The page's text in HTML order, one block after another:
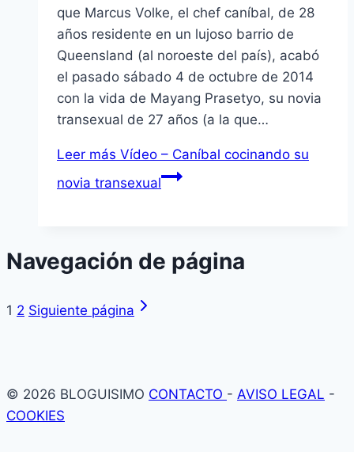
que Marcus Volke, el chef caníbal, de 28
años residente en un lujoso barrio de
Queensland (al noroeste del país), acabó
el pasado sábado 4 de octubre de 2014
con la vida de Mayang Prasetyo, su novia
transexual de 27 años (a la que…
Leer más Vídeo – Caníbal cocinando su
novia transexual
Navegación de página
1 2 Siguiente página
© 2026 BLOGUISIMO CONTACTO - AVISO LEGAL -
COOKIES